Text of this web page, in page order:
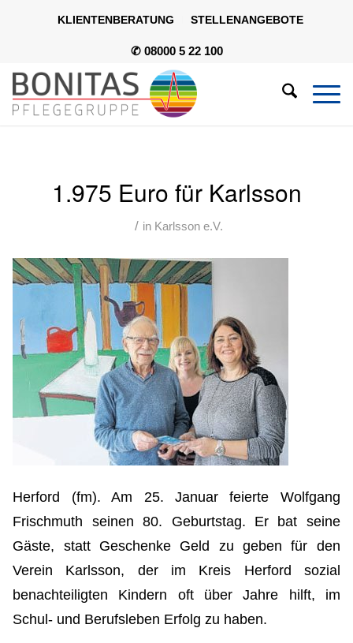
KLIENTENBERATUNG STELLENANGEBOTE
✆ 08000 5 22 100
1.975 Euro für Karlsson
/ in Karlsson e.V.
Herford (fm). Am 25. Januar feierte Wolfgang
Frischmuth seinen 80. Geburtstag. Er bat seine
Gäste, statt Geschenke Geld zu geben für den
Verein Karlsson, der im Kreis Herford sozial
benachteiligten Kindern oft über Jahre hilft, im
Schul- und Berufsleben Erfolg zu haben.